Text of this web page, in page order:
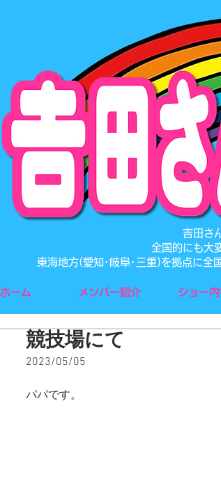
吉田さ
全国的にも大
東海地方(愛知･岐阜･三重)を拠点に全
ホーム メンバー紹介 ショー
競技場にて
2023/05/05
パパです。